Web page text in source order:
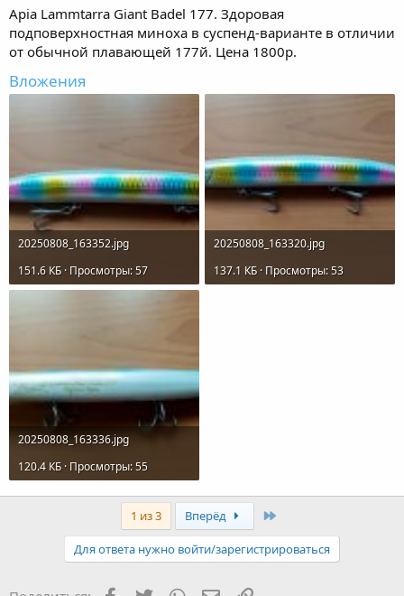
Apia Lammtarra Giant Badel 177. Здоровая
подповерхностная миноха в суспенд-варианте в отличии
от обычной плавающей 177й. Цена 1800р.
Вложения
20250808_163352.jpg
151.6 КБ · Просмотры: 57
20250808_163320.jpg
137.1 КБ · Просмотры: 53
20250808_163336.jpg
120.4 КБ · Просмотры: 55
1 из 3 Вперёд
Для ответа нужно войти/зарегистрироваться